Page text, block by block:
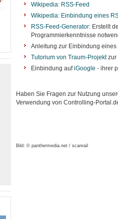
Wikipedia: RSS-Feed
Wikipedia: Einbindung eines
RSS-Feed-Generator:Erstellt
Programmierkenntnisse
Anleitung zur Einbindung eines
Tutorium von Traum-Projektzur
Einbindung aufiGoogle - ihrer
Haben Sie Fragen zur Nutzung
Verwendung von Controlling-
Bild: © panthermedia.net / scanrail